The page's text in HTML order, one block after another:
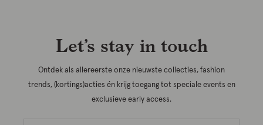
Let’s stay in touch
Ontdek als allereerste onze nieuwste collecties, fashion
trends, (kortings)acties én krijg toegang tot speciale events en
exclusieve early access.